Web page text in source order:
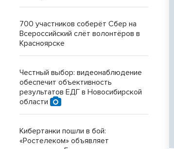
700 участников соберёт Сбер на
Всероссийский слёт волонтёров в
Красноярске
Честный выбор: видеонаблюдение
обеспечит объективность
результатов ЕДГ в Новосибирской
области
Кибертанки пошли в бой:
«Ростелеком» объявляет